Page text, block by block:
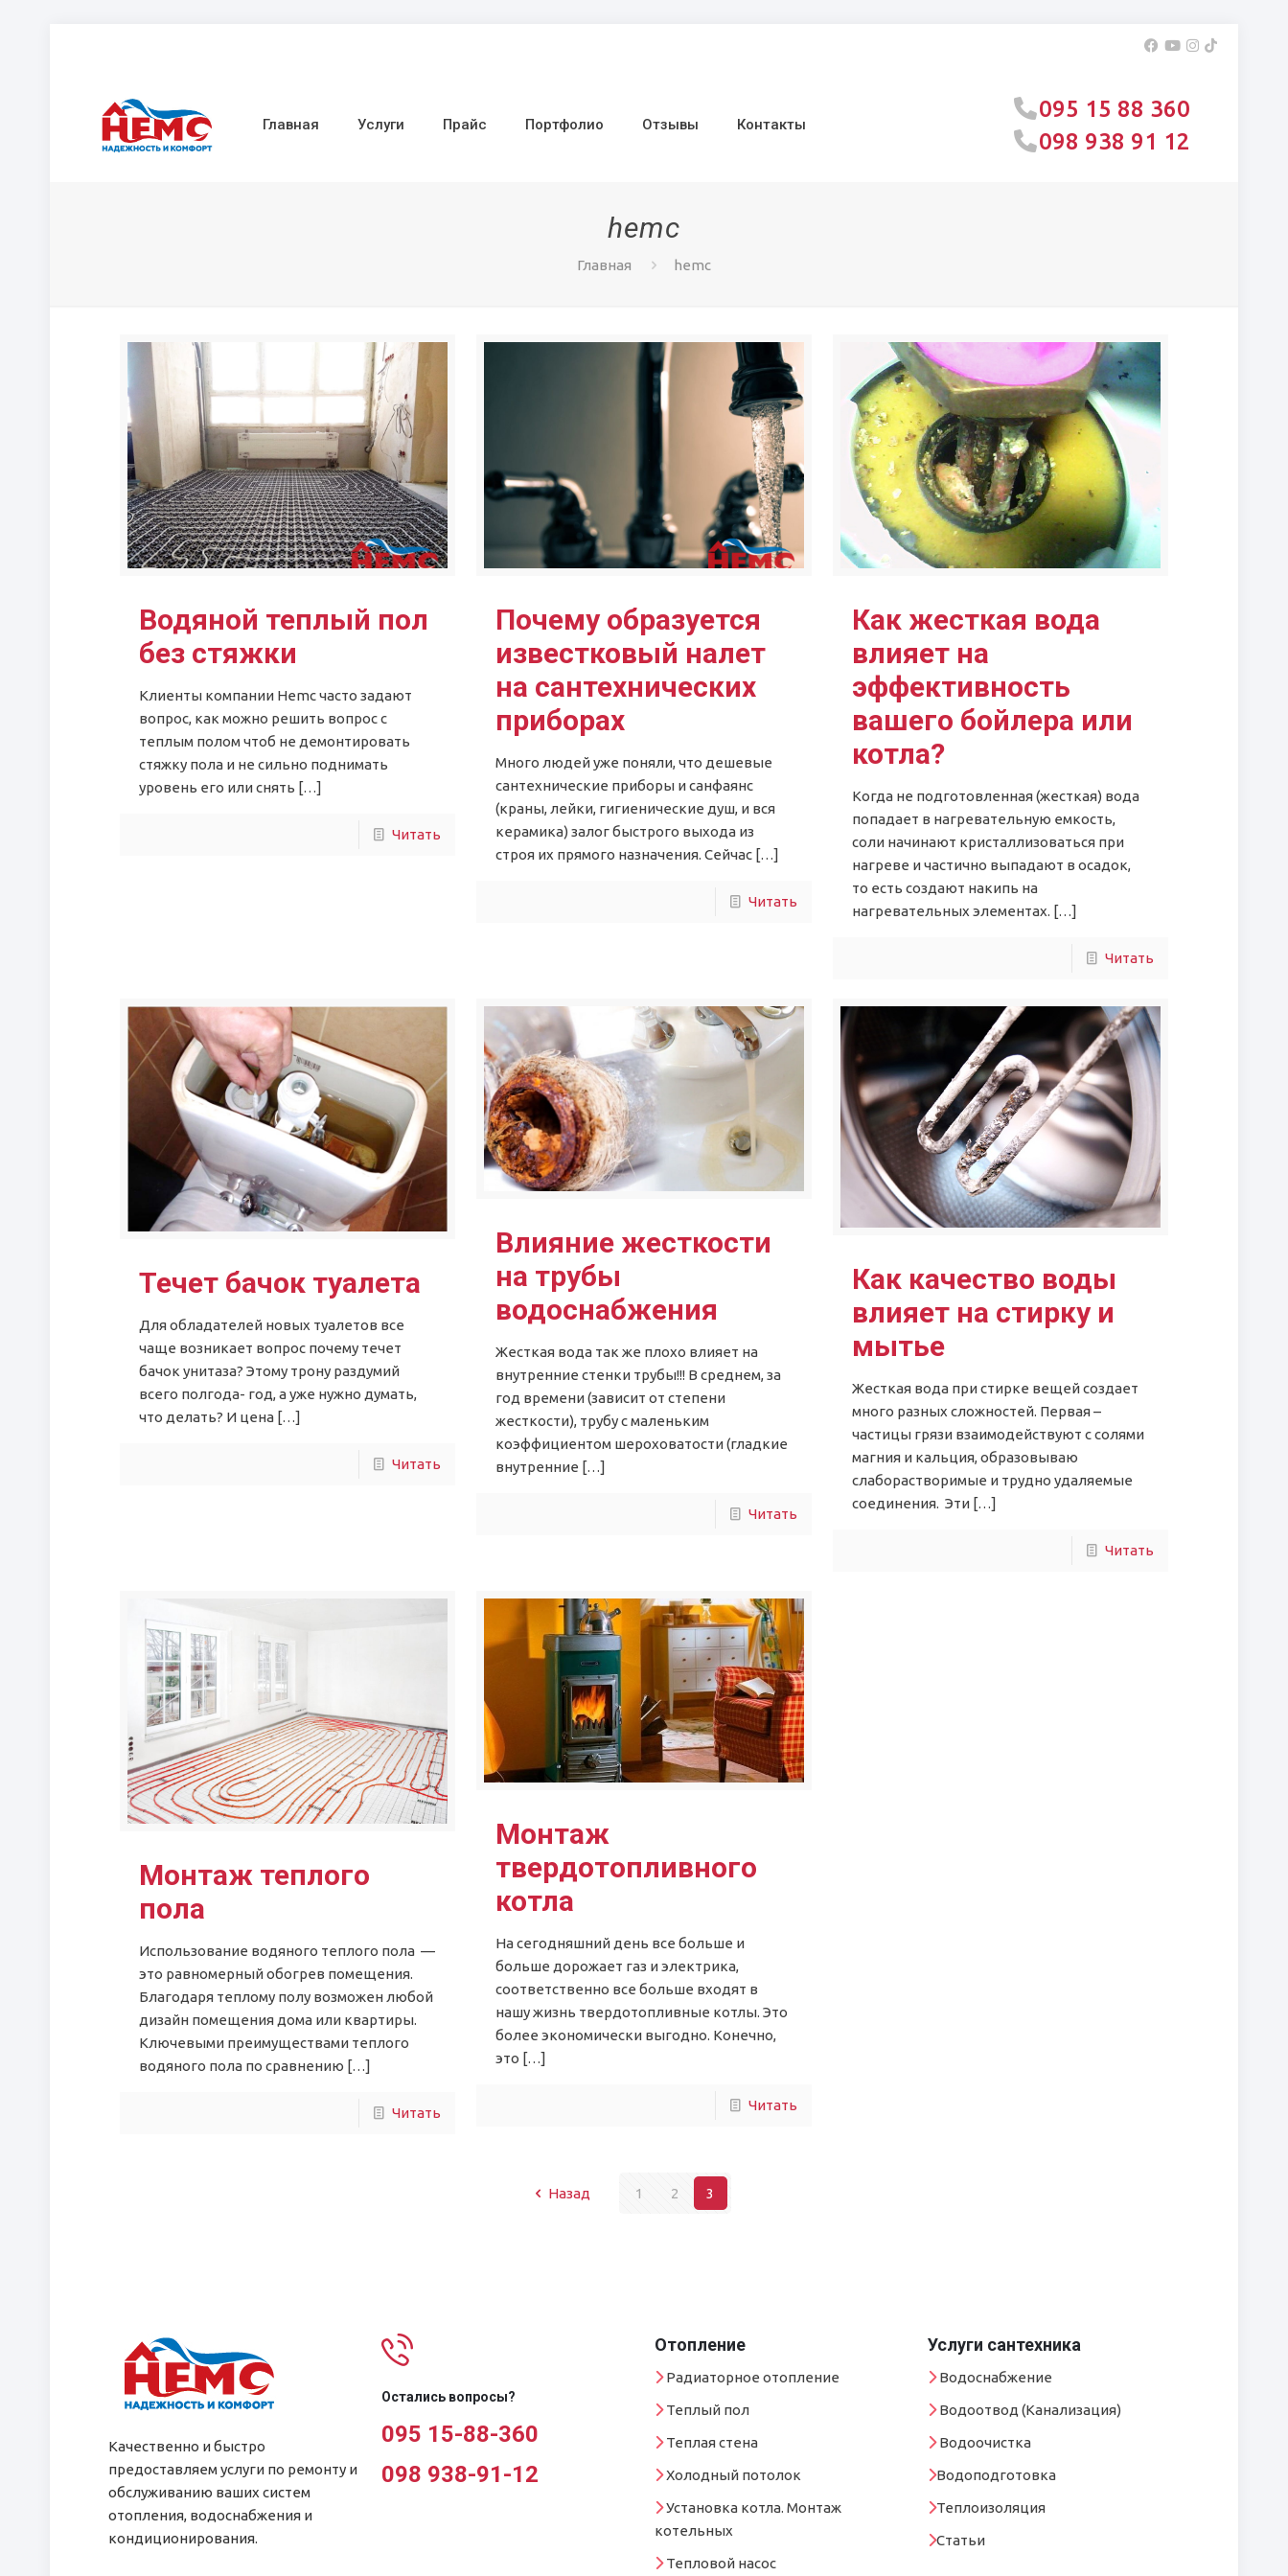
095 15 88 360
098 938 91 12
Главная Услуги Прайс Портфолио Отзывы Контакты
hemc
Главная hemc
Водяной теплый пол
без стяжки
Клиенты компании Hemc часто задают
вопрос, как можно решить вопрос с
теплым полом чтоб не демонтировать
стяжку пола и не сильно поднимать
уровень его или снять […]
Читать
Почему образуется
известковый налет
на сантехнических
приборах
Много людей уже поняли, что дешевые
сантехнические приборы и санфаянс
(краны, лейки, гигиенические душ, и вся
керамика) залог быстрого выхода из
строя их прямого назначения. Сейчас[…]
Читать
Как жесткая вода
влияет на
эффективность
вашего бойлера или
котла?
Когда не подготовленная (жесткая) вода
попадает в нагревательную емкость,
соли начинают кристаллизоваться при
нагреве и частично выпадают в осадок,
то есть создают накипь на
нагревательных элементах. […]
Читать
Течет бачок туалета
Для обладателей новых туалетов все
чаще возникает вопрос почему течет
бачок унитаза? Этому трону раздумий
всего полгода- год, а уже нужно думать,
что делать? И цена[…]
Читать
Влияние жесткости
на трубы
водоснабжения
Жесткая вода так же плохо влияет на
внутренние стенки трубы!!! В среднем, за
год времени (зависит от степени
жесткости), трубу с маленьким
коэффициентом шероховатости (гладкие
внутренние […]
Читать
Как качество воды
влияет на стирку и
мытье
Жесткая вода при стирке вещей создает
много разных сложностей. Первая –
частицы грязи взаимодействуют с солями
магния и кальция, образовываю
слаборастворимые и трудно удаляемые
соединения. Эти […]
Читать
Монтаж теплого
пола
Использование водяного теплого пола —
это равномерный обогрев помещения.
Благодаря теплому полу возможен любой
дизайн помещения дома или квартиры.
Ключевыми преимуществами теплого
водяного пола по сравнению […]
Читать
Монтаж
твердотопливного
котла
На сегодняшний день все больше и
больше дорожает газ и электрика,
соответственно все больше входят в
нашу жизнь твердотопливные котлы. Это
более экономически выгодно. Конечно,
это […]
Читать
Назад 1 2 3
Качественно и быстро
предоставляем услуги по ремонту и
обслуживанию ваших систем
отопления, водоснабжения и
кондиционирования.
Остались вопросы?
095 15-88-360
098 938-91-12
Отопление
Радиаторное отопление
Теплый пол
Теплая стена
Холодный потолок
Установка котла. Монтаж
котельных
Тепловой насос
Услуги сантехника
Водоснабжение
Водоотвод (Канализация)
Водоочистка
Водоподготовка
Теплоизоляция
Статьи